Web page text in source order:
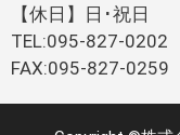
【休日】日･祝日
TEL:095-827-0202
FAX:095-827-0259